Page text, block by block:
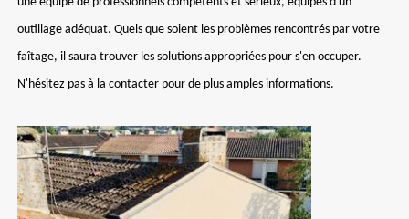
outillage adéquat. Quels que soient les problèmes rencontrés par votre
faîtage, il saura trouver les solutions appropriées pour s'en occuper.
N'hésitez pas à la contacter pour de plus amples informations.